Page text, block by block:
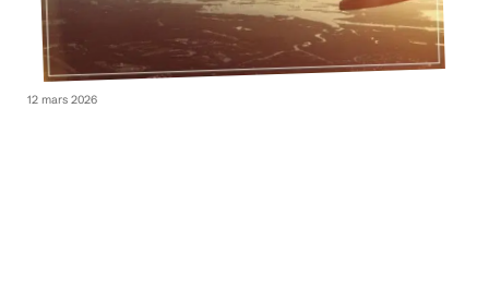
12 mars 2026